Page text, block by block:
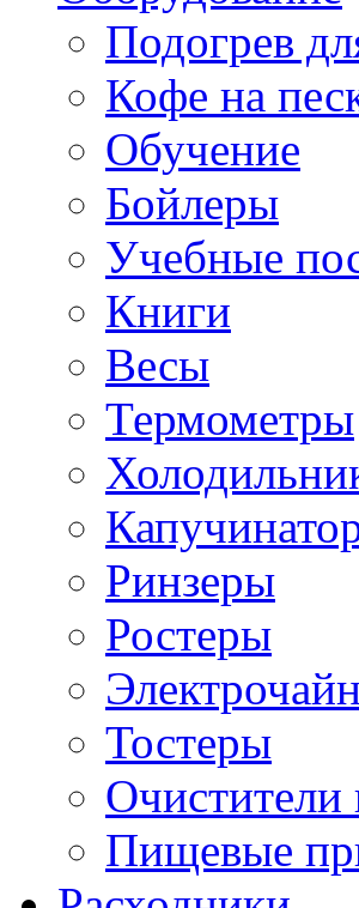
Подогрев
Кофе на
Обучение
Бойлеры
Учебные
Книги
Весы
Термометры
Ринзеры
Ростеры
Тостеры
Очистители
Пищевые